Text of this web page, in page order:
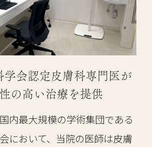
学会認定皮膚科専門医が
の高い治療を提供
内最大規模の学術集団である
において、当院の医師は皮膚